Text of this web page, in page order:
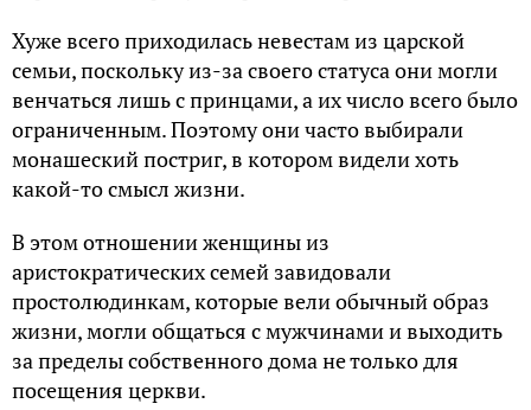
Хуже всего приходилась невестам из царской
семьи, поскольку из-за своего статуса они могли
венчаться лишь с принцами, а их число всего было
ограниченным. Поэтому они часто выбирали
монашеский постриг, в котором видели хоть
какой-то смысл жизни.
В этом отношении женщины из
аристократических семей завидовали
простолюдинкам, которые вели обычный образ
жизни, могли общаться с мужчинами и выходить
за пределы собственного дома не только для
посещения церкви.